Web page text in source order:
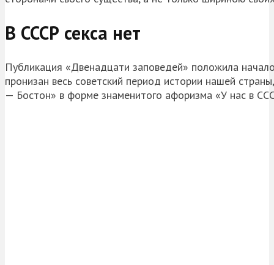
В СССР секса нет
Публикация «Двенадцати заповедей» положила
пронизан весь советский период истории нашей
— Бостон» в форме знаменитого афоризма «У нас в